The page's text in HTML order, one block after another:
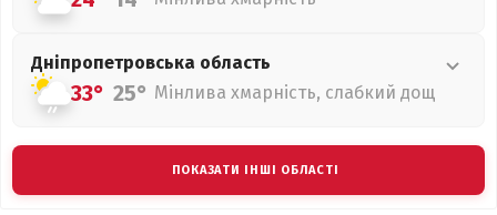
Дніпропетровська область
33° 25° Мінлива хмарність, слабкий дощ
ПОКАЗАТИ ІНШІ ОБЛАСТІ